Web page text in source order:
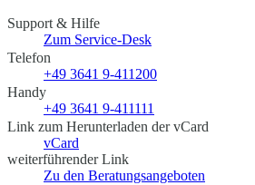
Support & Hilfe
Zum Service-Desk
Telefon
+49 3641 9-411200
Handy
+49 3641 9-411111
Link zum Herunterladen der vCard
vCard
weiterführender Link
Zu den Beratungsangeboten